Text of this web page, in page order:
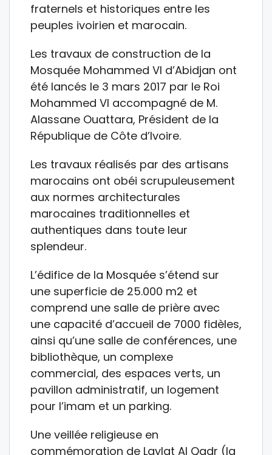
fraternels et historiques entre les
peuples ivoirien et marocain.
Les travaux de construction de la
Mosquée Mohammed VI d’Abidjan ont
été lancés le 3 mars 2017 par le Roi
Mohammed VI accompagné de M.
Alassane Ouattara, Président de la
République de Côte d’Ivoire.
Les travaux réalisés par des artisans
marocains ont obéi scrupuleusement
aux normes architecturales
marocaines traditionnelles et
authentiques dans toute leur
splendeur.
L’édifice de la Mosquée s’étend sur
une superficie de 25.000 m2 et
comprend une salle de prière avec
une capacité d’accueil de 7000 fidèles,
ainsi qu’une salle de conférences, une
bibliothèque, un complexe
commercial, des espaces verts, un
pavillon administratif, un logement
pour l’imam et un parking.
Une veillée religieuse en
commémoration de Laylat Al Qadr (la